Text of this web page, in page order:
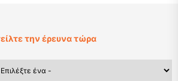
την έρευνα τώρα